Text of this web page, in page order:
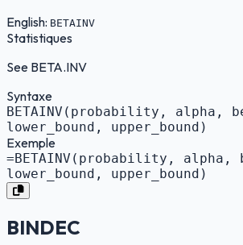
English: BETAINV
Statistiques
See BETA.INV
Syntaxe
BETAINV(probability, alpha,
lower_bound, upper_bound)
Exemple
=BETAINV(probability, alpha,
lower_bound, upper_bound)
BINDEC